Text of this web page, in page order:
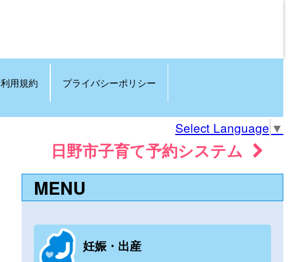
利用規約 プライバシーポリシー
Select Language ▼
日野市子育て予約システム
MENU
妊娠・出産